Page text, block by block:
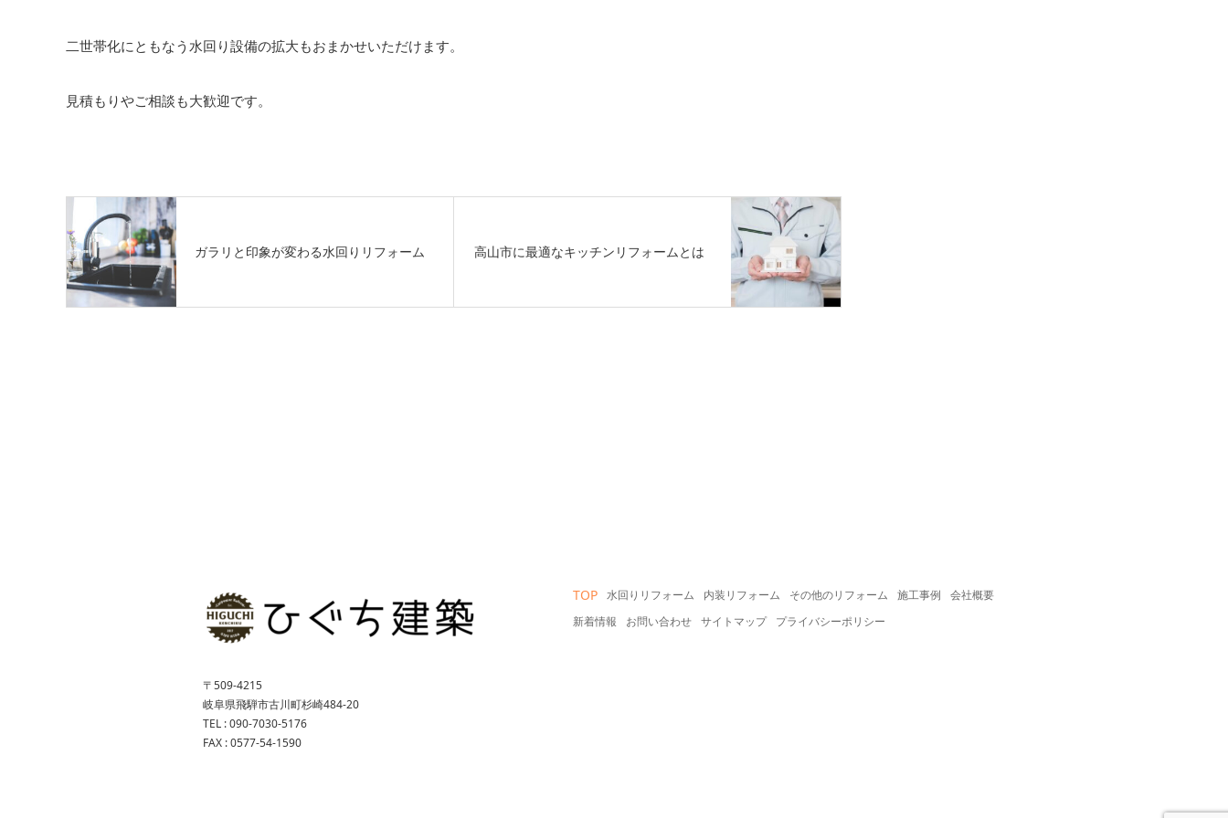
二世帯化にともなう水回り設備の拡大もおまかせいただけます。
見積もりやご相談も大歓迎です。
ガラリと印象が変わる水回りリフォーム 高山市に最適なキッチンリフォームとは
TOP 水回りリフォーム 内装リフォーム その他のリフォーム 施工事例
会社概要
新着情報
お問い合わせ サイトマップ プライバシーポリシー
〒509-4215
岐阜県飛騨市古川町杉崎484-20
TEL : 090-7030-5176
FAX : 0577-54-1590